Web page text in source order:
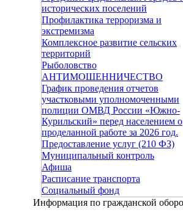
исторических поселений
Профилактика терроризма и
экстремизма
Комплексное развитие сельских
территорий
Рыболовство
АНТИМОШЕННИЧЕСТВО
График проведения отчетов
участковыми уполномоченными
полиции ОМВД России «Южно-
Курильский» перед населением о
проделанной работе за 2026 год.
Предоставление услуг (210 ФЗ)
Муниципальный контроль
Афиша
Расписание транспорта
Социальный фонд
Информация по гражданской